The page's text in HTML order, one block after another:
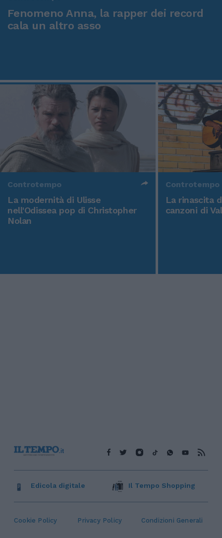
Fenomeno Anna, la rapper dei record
cala un altro asso
Controtempo
La modernità di Ulisse
nell'Odissea pop di Christopher
Nolan
Controtempo
La rinascita
canzoni di
Cookie Policy Privacy Policy Condizioni Generali
Edicola digitale Il Tempo Shopping